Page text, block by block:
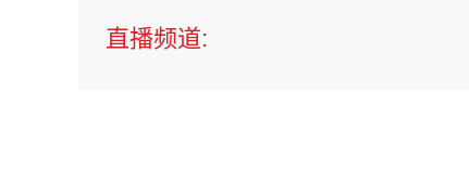
直播频道: